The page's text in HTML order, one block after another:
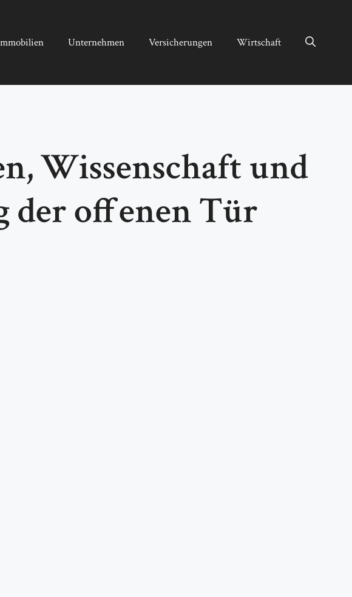
Unternehmen Versicherungen Wirtschaft
Wissenschaft und
der offenen Tür